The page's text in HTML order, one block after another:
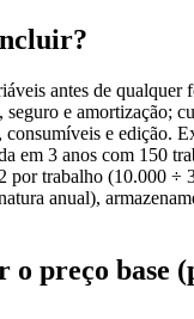
antes de qualquer
e amortização;
e edição.
em 3 anos com 150
por trabalho (10.000 ÷
anual),
preço base